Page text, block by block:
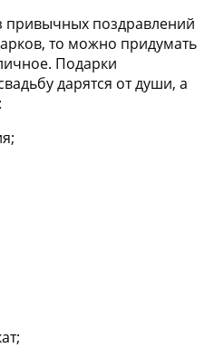
привычных поздравлений
то можно придумать
Подарки
дарятся от души, а